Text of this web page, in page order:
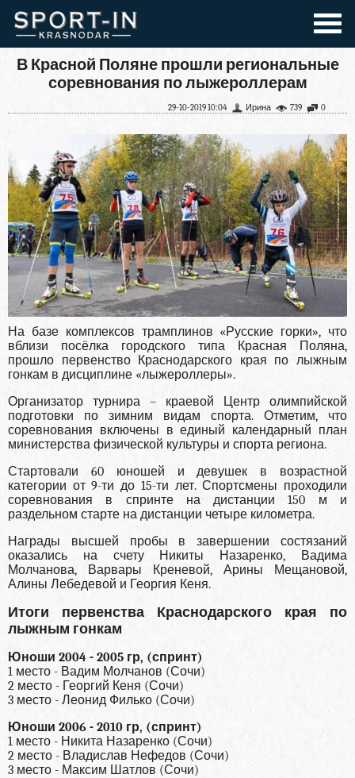
В Красной Поляне прошли региональные
соревнования по лыжероллерам
0
739
Ирина
29-10-2019 10:04
На базе комплексов трамплинов «Русские горки», что
вблизи посёлка городского типа Красная Поляна,
прошло первенство Краснодарского края по лыжным
гонкам в дисциплине «лыжероллеры».
Организатор турнира – краевой Центр олимпийской
подготовки по зимним видам спорта. Отметим, что
соревнования включены в единый календарный план
министерства физической культуры и спорта региона.
Стартовали 60 юношей и девушек в возрастной
категории от 9-ти до 15-ти лет. Спортсмены проходили
соревнования в спринте на дистанции 150 м и
раздельном старте на дистанции четыре километра.
Награды высшей пробы в завершении состязаний
оказались на счету Никиты Назаренко, Вадима
Молчанова, Варвары Креневой, Арины Мещановой,
Алины Лебедевой и Георгия Кеня.
Итоги первенства Краснодарского края по
лыжным гонкам
Юноши 2004 - 2005 гр, (спринт)
1 место - Вадим Молчанов (Сочи)
2 место - Георгий Кеня (Сочи)
3 место - Леонид Филько (Сочи)
Юноши 2006 - 2010 гр, (спринт)
1 место - Никита Назаренко (Сочи)
2 место - Владислав Нефедов (Сочи)
3 место - Максим Шатлов (Сочи)